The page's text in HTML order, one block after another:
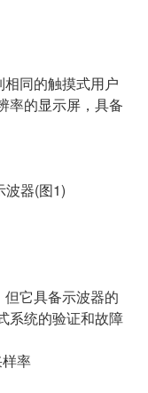
同的触摸式用户
率的显示屏，具备
它具备示波器的
系统的验证和故障
率